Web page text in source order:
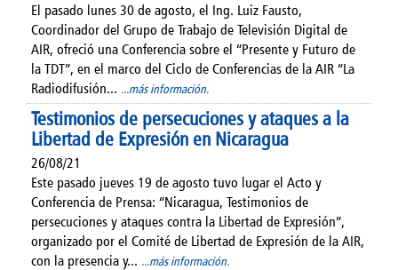
El pasado lunes 30 de agosto, el Ing. Luiz Fausto,
Coordinador del Grupo de Trabajo de Televisión Digital de
AIR, ofreció una Conferencia sobre el “Presente y Futuro de
la TDT”, en el marco del Ciclo de Conferencias de la AIR “La
Radiodifusión... ...más información.
Testimonios de persecuciones y ataques a la
Libertad de Expresión en Nicaragua
26/08/21
Este pasado jueves 19 de agosto tuvo lugar el Acto y
Conferencia de Prensa: “Nicaragua, Testimonios de
persecuciones y ataques contra la Libertad de Expresión”,
organizado por el Comité de Libertad de Expresión de la AIR,
con la presencia y... ...más información.